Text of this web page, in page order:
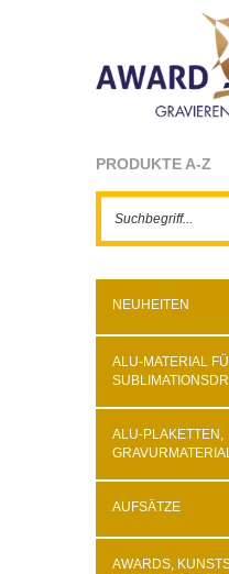
PRODUKTE A-Z
NEUHEITEN
ALU-MATERIAL
ALU-PLAKETTEN,
AUFSÄTZE
AWARDS,